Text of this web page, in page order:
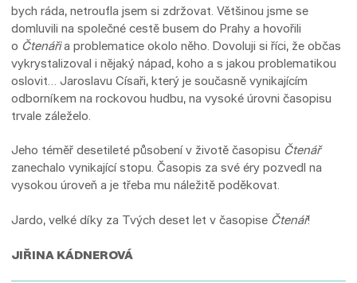
bych ráda, netroufla jsem si zdržovat. Většinou jsme se
domluvili na společné cestě busem do Prahy a hovořili
o Čtenářia problematice okolo něho. Dovoluji si říci, že občas
vykrystalizoval i nějaký nápad, koho a s jakou problematikou
oslovit… Jaroslavu Císaři, který je současně vynikajícím
odborníkem na rockovou hudbu, na vysoké úrovni časopisu
trvale záleželo.
Jeho téměř desetileté působení v životě časopisu Čtenář
zanechalo vynikající stopu. Časopis za své éry pozvedl na
vysokou úroveň a je třeba mu náležitě poděkovat.
Jardo, velké díky za Tvých deset let v časopise Čtenář!
JIŘINA KÁDNEROVÁ